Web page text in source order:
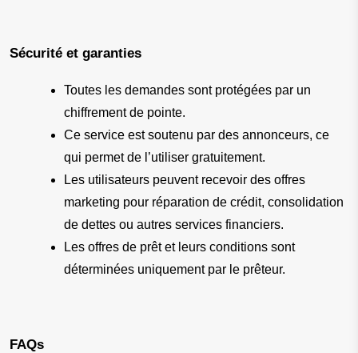
Sécurité et garanties
Toutes les demandes sont protégées par un
chiffrement de pointe.
Ce service est soutenu par des annonceurs, ce
qui permet de l’utiliser gratuitement.
Les utilisateurs peuvent recevoir des offres
marketing pour réparation de crédit, consolidation
de dettes ou autres services financiers.
Les offres de prêt et leurs conditions sont
déterminées uniquement par le prêteur.
FAQs